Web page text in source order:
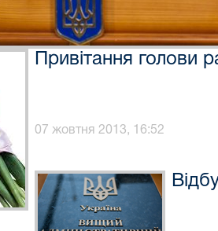
Привітання голови
07 жовтня 2013, 16:52